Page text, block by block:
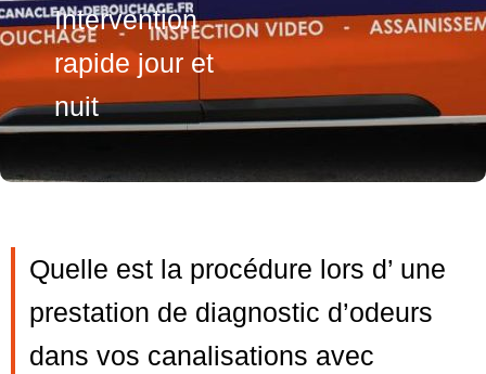
Intervention
rapide jour et
nuit
Quelle est la procédure lors d’ une
prestation de diagnostic d’odeurs
dans vos canalisations avec